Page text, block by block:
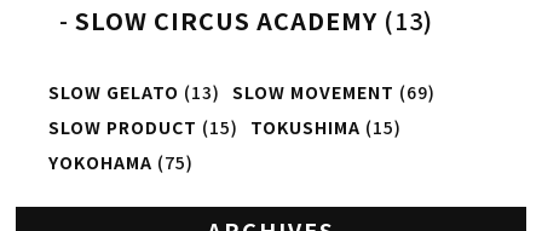
SLOW CIRCUS ACADEMY (13)
SLOW GELATO (13) SLOW MOVEMENT (69)
SLOW PRODUCT (15) TOKUSHIMA (15)
YOKOHAMA (75)